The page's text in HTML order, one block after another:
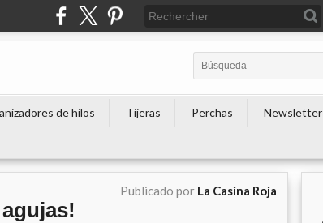
de hilos Tijeras Perchas
Newsletter
Publicado por La Casina Roja